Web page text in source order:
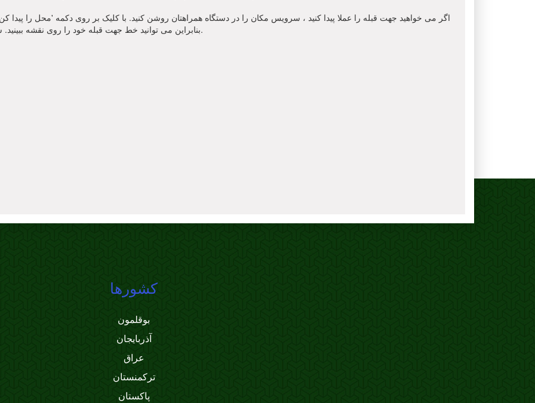
اگر می خواهید جهت قبله را عملا پیدا کنید ، سرویس مکان را در دستگاه همراهتان روشن کنید. با کلیک بر روی دکمه 'محل را پیدا کن'
بنابراین می توانید خط جهت قبله خود را روی نقشه ببینید. شما همچنین زاویه قبله برای قطب نما را یاد خواهید گرفت.
کشورها
بوقلمون
آذربایجان
عراق
ترکمنستان
پاکستان